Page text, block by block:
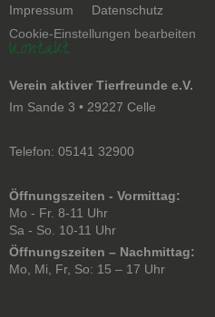
Navigation
überspringen
Impressum
Datenschutz
Cookie-Einstellungen bearbeiten
Kontakt
Verein aktiver Tierfreunde e.V.
Im Sande 3 • 29227 Celle
Telefon: 05141 32900
Öffnungszeiten - Vormittag:
Mo - Fr. 8-11 Uhr
Sa - So. 10-11 Uhr
Öffnungszeiten – Nachmittag:
Mo, Mi, Fr, So: 15 – 17 Uhr